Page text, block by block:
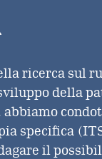
ricerca sul
della
specifica
il